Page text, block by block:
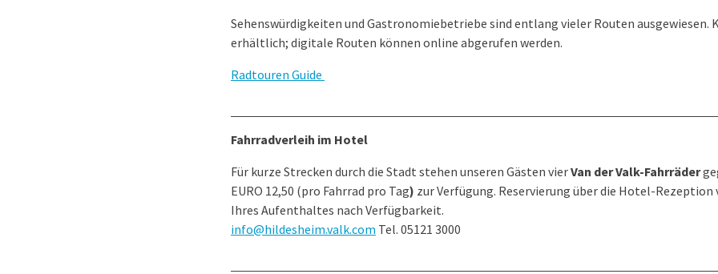
Sehenswürdigkeiten und Gastronomiebetriebe sind entlang vieler Routen
erhältlich; digitale Routen können online abgerufen werden.
Radtouren Guide
Fahrradverleih im Hotel
Für kurze Strecken durch die Stadt stehen unseren Gästen vierVan der Valk-Fahrräder
EURO 12,50 (pro Fahrrad pro Tag) zur Verfügung. Reservierung über die Hotel-Rezeption
Ihres Aufenthaltes nach Verfügbarkeit.
info@hildesheim.valk.com Tel. 05121 3000